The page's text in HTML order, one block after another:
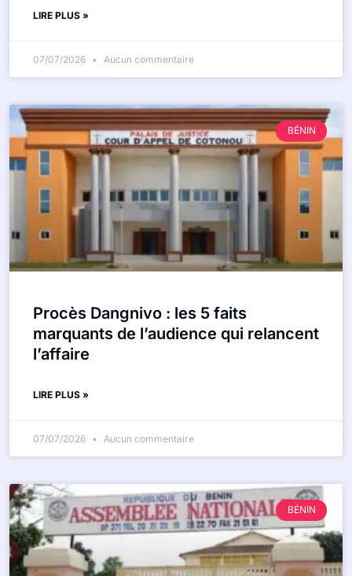
LIRE PLUS »
07/07/2026 Aucun commentaire
BÉNIN
Procès Dangnivo : les 5 faits
marquants de l’audience qui relancent
l’affaire
LIRE PLUS »
07/07/2026 Aucun commentaire
BÉNIN